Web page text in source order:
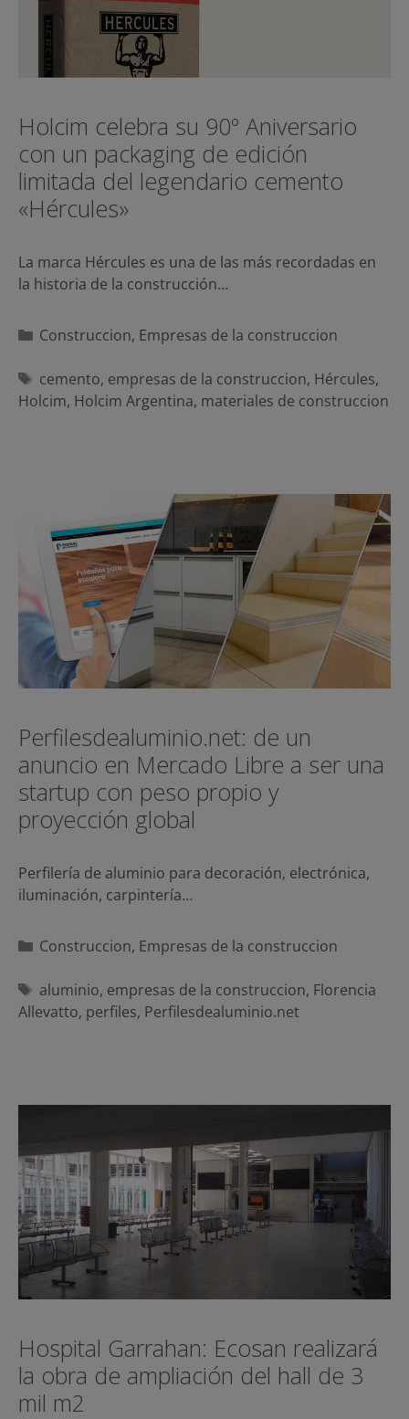
Holcim celebra su 90º Aniversario
con un packaging de edición
limitada del legendario cemento
«Hércules»
La marca Hércules es una de las más recordadas en
la historia de la construcción…
Categorías
Construccion, Empresas de la construccion
Etiquetas
cemento, empresas de la construccion, Hércules,
Holcim, Holcim Argentina, materiales de construccion
Perfilesdealuminio.net: de un
anuncio en Mercado Libre a ser una
startup con peso propio y
proyección global
Perfilería de aluminio para decoración, electrónica,
iluminación, carpintería…
Categorías
Construccion, Empresas de la construccion
Etiquetas
aluminio, empresas de la construccion, Florencia
Allevatto, perfiles, Perfilesdealuminio.net
Hospital Garrahan: Ecosan realizará
la obra de ampliación del hall de 3
mil m2